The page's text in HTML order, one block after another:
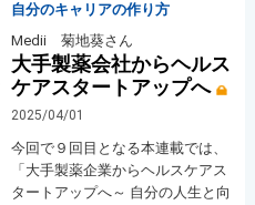
自分のキャリアの作り方
Medii 菊地葵さん
大手製薬会社からヘルス
ケアスタートアップへ
2025/04/01
今回で９回目となる本連載では、
「大手製薬企業からヘルスケアス
タートアップへ～ 自分の人生と向